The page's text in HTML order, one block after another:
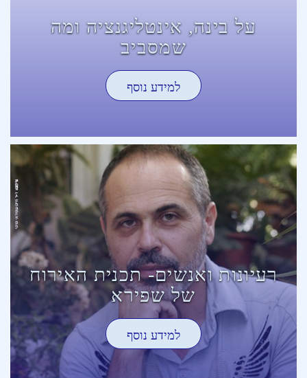
על בינה, אינטליגנציה ומה
שמסביב
למידע נוסף
רעיונות ואנשים- תכנית האירוח
של שפירא
למידע נוסף